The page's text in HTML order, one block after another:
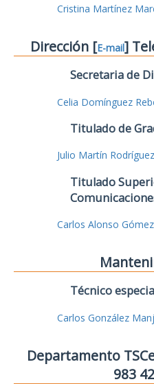
Cristina Martínez
Dirección [E-mail]
Secretaria de
Celia Domínguez
Titulado de
Julio Martín Rodríguez
Titulado
Carlos Alonso Gómez
Técnico
Carlos González
Departamento
983